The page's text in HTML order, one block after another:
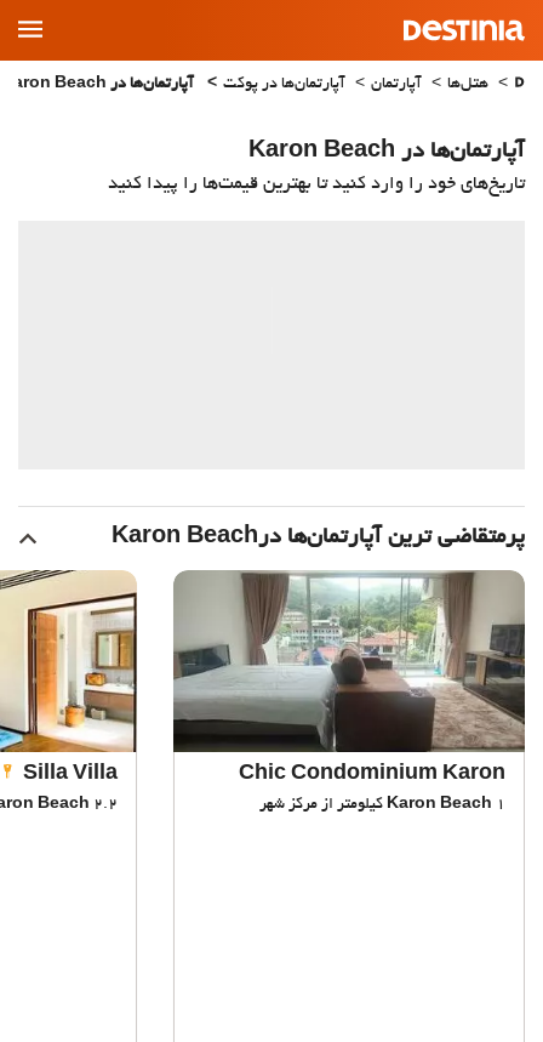
Main
Menu
هتل‌ها آپارتمان آپارتمان‌ها در پوکت آپارتمان‌ها در Karon Beach
آپارتمان‌ها در Karon Beach
تاریخ‌های خود را وارد کنید تا بهترین قیمت‌ها را پیدا کنید
پرمتقاضی ترین آپارتمان‌‌ها درKaron Beach
Chic Condominium Karon
Karon Beach 1 کیلومتر از مرکز شهر
Silla Villa
Beach 2.2 کیلومتر از مرکز شهر